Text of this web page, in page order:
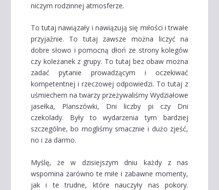
niczym rodzinnej atmosferze.
To tutaj nawiązały i nawiązują się miłości i trwałe
przyjaźnie. To tutaj zawsze można liczyć na
dobre słowo i pomocną dłoń ze strony kolegów
czy koleżanek z grupy. To tutaj bez obaw można
zadać pytanie prowadzącym i oczekiwać
kompetentnej i rzeczowej odpowiedzi. To tutaj z
uśmiechem na twarzy przeżywaliśmy Wydziałowe
jasełka, Planszówki, Dni liczby pi czy Dni
czekolady. Były to wydarzenia tym bardziej
szczególne, bo mogliśmy smacznie i dużo zjeść,
no i za darmo.
Myślę, że w dzisiejszym dniu każdy z nas
wspomina zarówno te miłe i zabawne momenty,
jak i te trudne, które nauczyły nas pokory.